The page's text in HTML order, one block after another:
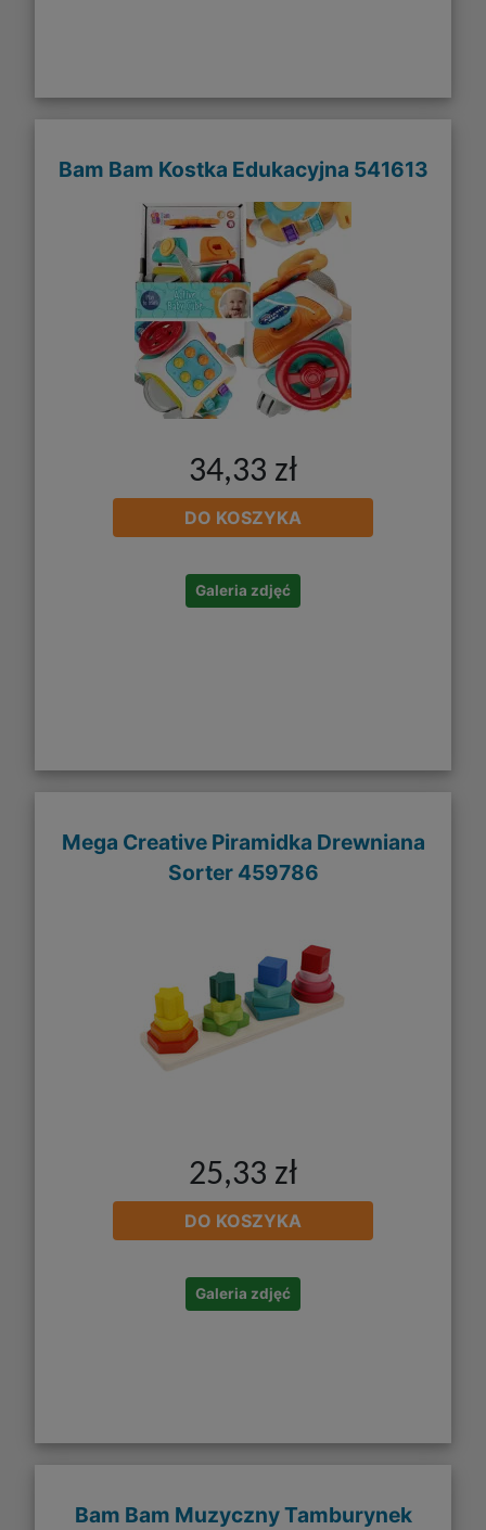
Bam Bam Kostka Edukacyjna 541613
34,33 zł
DO KOSZYKA
Galeria zdjęć
Mega Creative Piramidka Drewniana
Sorter 459786
25,33 zł
DO KOSZYKA
Galeria zdjęć
Bam Bam Muzyczny Tamburynek